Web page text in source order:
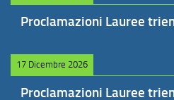
Proclamazioni Lauree
17 Dicembre 2026
Proclamazioni Lauree